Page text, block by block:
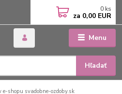
Menu
Hľadať
0 ks
za 0,00 EUR
shopu svadobne-ozdoby.sk